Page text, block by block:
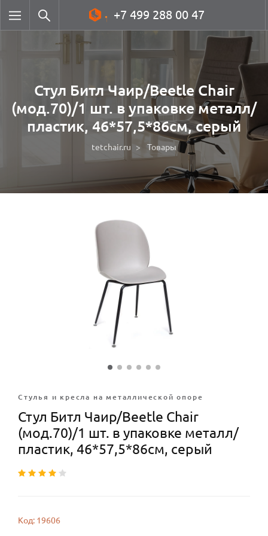
+7 499 288 00 47
Стул Битл Чаир/Beetle Chair
(мод.70)/1 шт. в упаковке металл/
пластик, 46*57,5*86см, серый
tetchair.ru Товары
Стулья и кресла на металлической опоре
Стул Битл Чаир/Beetle Chair
(мод.70)/1 шт. в упаковке металл/
пластик, 46*57,5*86см, серый
Код: 19606